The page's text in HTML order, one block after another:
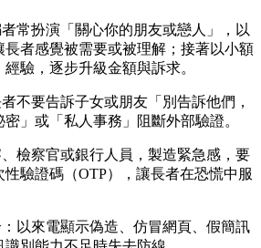
常扮演「關心你的朋友或戀人」，以
者感覺被需要或被理解；接著以小額
驗，逐步升級金額與訴求。
不要告訴子女或朋友「別告訴他們，
」或「私人事務」阻斷外部驗證。
檢察官或銀行人員，製造緊急感，要
驗證碼（OTP），讓長者在恐慌中服
以來電顯示偽造、仿冒網頁、假簡訊